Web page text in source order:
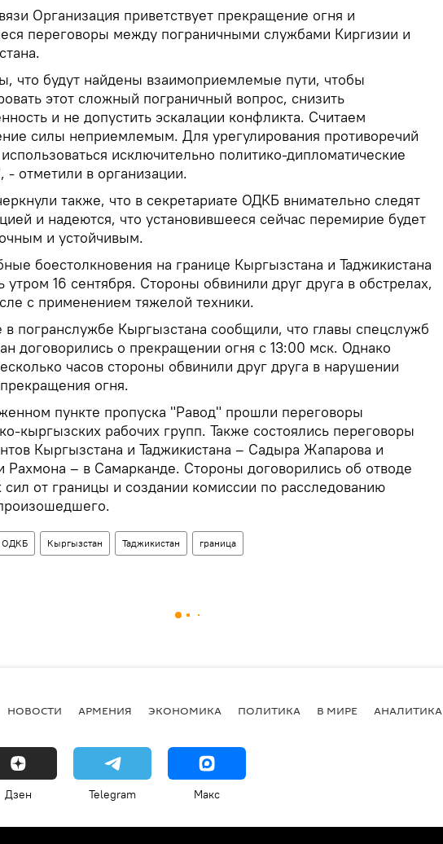
Организация приветствует прекращение огня и
переговоры между пограничными службами Киргизии и
что будут найдены взаимоприемлемые пути, чтобы
этот сложный пограничный вопрос, снизить
и не допустить эскалации конфликта. Считаем
силы неприемлемым. Для урегулирования противоречий
исключительно политико-дипломатические
- отметили в организации.
также, что в секретариате ОДКБ внимательно следят
и надеются, что установившееся сейчас перемирие будет
и устойчивым.
боестолкновения на границе Кыргызстана и Таджикистана
утром 16 сентября. Стороны обвинили друг друга в обстрелах,
с применением тяжелой техники.
в погранслужбе Кыргызстана сообщили, что главы спецслужб
договорились о прекращении огня с 13:00 мск. Однако
часов стороны обвинили друг друга в нарушении
огня.
пункте пропуска "Равод" прошли переговоры
кыргызских рабочих групп. Также состоялись переговоры
Кыргызстана и Таджикистана – Садыра Жапарова и
Рахмона – в Самарканде. Стороны договорились об отводе
сил от границы и создании комиссии по расследованию
ОДКБ Кыргызстан Таджикистан граница
НОВОСТИ АРМЕНИЯ ЭКОНОМИКА ПОЛИТИКА В МИРЕ АНАЛИТИКА
Дзен Telegram Макс